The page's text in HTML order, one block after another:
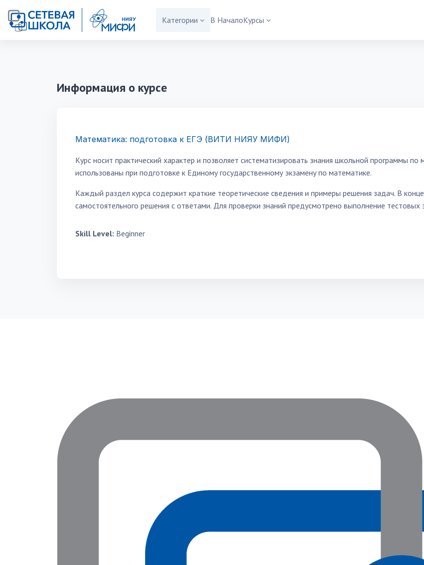
Перейти к основному содержанию
Категории
В НачалоКурсы
Информация о курсе
Математика: подготовка к ЕГЭ (ВИТИ НИЯУ МИФИ)
Курс носит практический характер и позволяет систематизировать знания школьной программы
использованы при подготовке к Единому государственному экзамену по математике.
Каждый раздел курса содержит краткие теоретические сведения и примеры решения задач. В
самостоятельного решения с ответами. Для проверки знаний предусмотрено выполнение тестовых
Skill Level: Beginner